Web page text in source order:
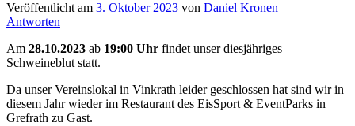
Veröffentlicht am 3. Oktober 2023 von Daniel Kronen
Antworten
Am 28.10.2023 ab 19:00 Uhr findet unser diesjähriges
Schweineblut statt.
Da unser Vereinslokal in Vinkrath leider geschlossen hat sind wir in
diesem Jahr wieder im Restaurant des EisSport & EventParks in
Grefrath zu Gast.